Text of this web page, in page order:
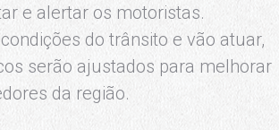
e alertar os motoristas.
do trânsito e vão atuar,
serão ajustados para melhorar
da região.